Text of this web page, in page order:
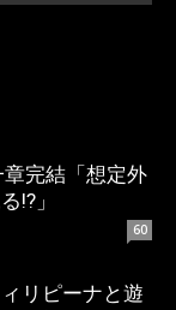
章完結「想定外
!?」
60
リピーナと遊